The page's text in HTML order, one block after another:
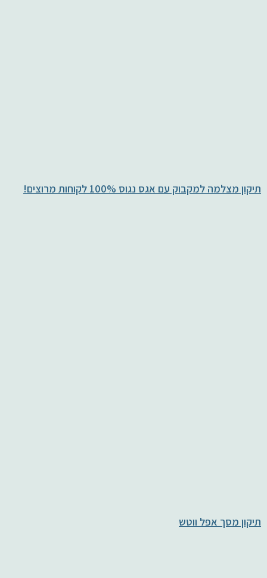
תיקון מצלמה למקבוק עם אגס נגוס 100% לקוחות מרוצים!
תיקון מסך אפל ווטש